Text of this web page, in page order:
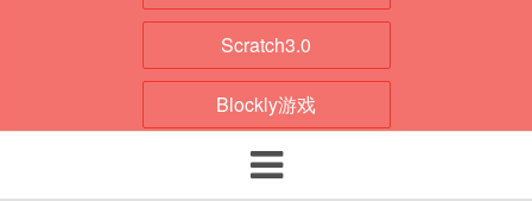
Scratch3.0
Blockly游戏
Toggle navigation